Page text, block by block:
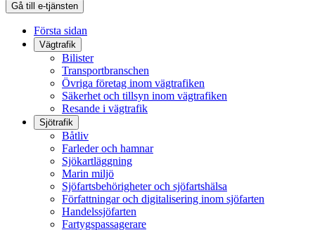
Gå till e-tjänsten
Första sidan
Vägtrafik
Bilister
Transportbranschen
Övriga företag inom vägtrafiken
Säkerhet och tillsyn inom vägtrafiken
Resande i vägtrafik
Sjötrafik
Båtliv
Farleder och hamnar
Sjökartläggning
Marin miljö
Sjöfartsbehörigheter och sjöfartshälsa
Författningar och digitalisering inom sjöfarten
Handelssjöfarten
Fartygspassagerare